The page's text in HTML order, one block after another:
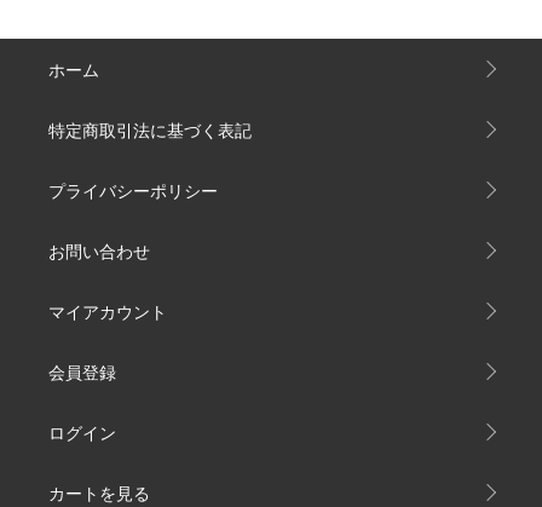
ホーム
特定商取引法に基づく表記
プライバシーポリシー
お問い合わせ
マイアカウント
会員登録
ログイン
カートを見る